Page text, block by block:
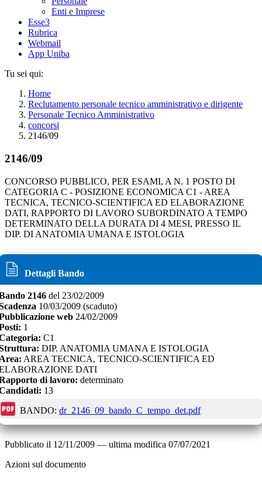
Enti e Imprese
Esse3
Rubrica
Webmail
App Uniba
Tu sei qui:
Home
Reclutamento personale tecnico amministrativo e dirigente
Personale Tecnico Amministrativo
concorsi
2146/09
2146/09
CONCORSO PUBBLICO, PER ESAMI, A N. 1 POSTO DI
CATEGORIA C - POSIZIONE ECONOMICA C1 - AREA
TECNICA, TECNICO-SCIENTIFICA ED ELABORAZIONE
DATI, RAPPORTO DI LAVORO SUBORDINATO A TEMPO
DETERMINATO DELLA DURATA DI 4 MESI, PRESSO IL
DIP. DI ANATOMIA UMANA E ISTOLOGIA
Dettagli Bando
2146 del 23/02/2009
10/03/2009 (scaduto)
web 24/02/2009
1
C1
DIP. ANATOMIA UMANA E ISTOLOGIA
AREA TECNICA, TECNICO-SCIENTIFICA ED
DATI
di lavoro: determinato
13
BANDO: dr_2146_09_bando_C_tempo_det.pdf
Pubblicato il 12/11/2009 — ultima modifica 07/07/2021
Azioni sul documento